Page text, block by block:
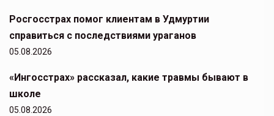
Росгосстрах помог клиентам в Удмуртии
справиться с последствиями ураганов
05.08.2026
«Ингосстрах» рассказал, какие травмы бывают в
школе
05.08.2026